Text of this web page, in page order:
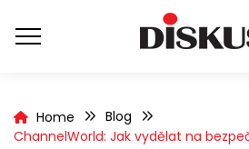
Home
Blog
ChannelWorld: Jak vydělat na